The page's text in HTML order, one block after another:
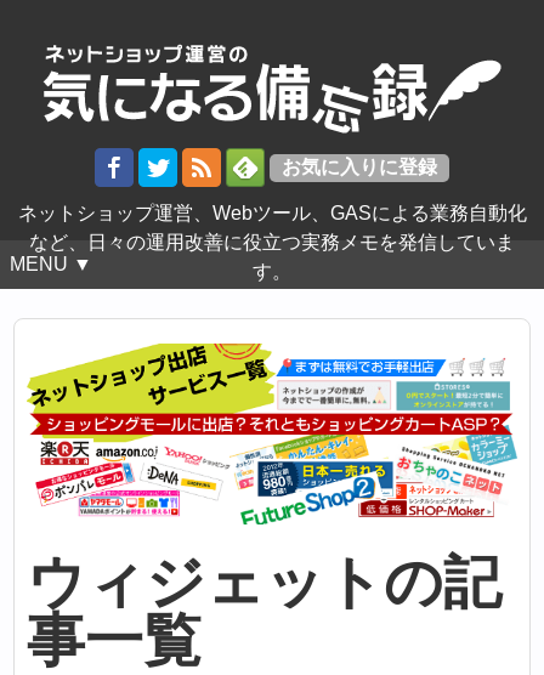
ネットショップ運営、Webツール、GASによる業務自動化
など、日々の運用改善に役立つ実務メモを発信していま
す。
MENU ▼
ウィジェットの記
事一覧